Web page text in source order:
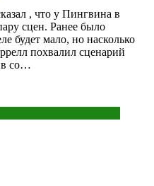
, что у Пингвина в
сцен. Ранее было
будет мало, но насколько
похвалил сценарий
в со…